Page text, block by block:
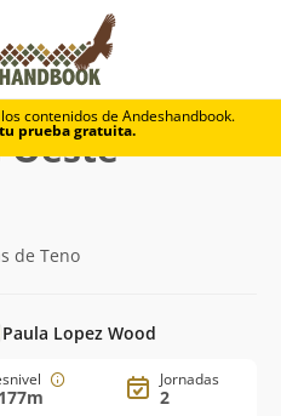
contenidos de Andeshandbook.
prueba gratuita.
Cumbre Oeste - Normal
-
de Teno
Paula Lopez Wood
Jornadas
2